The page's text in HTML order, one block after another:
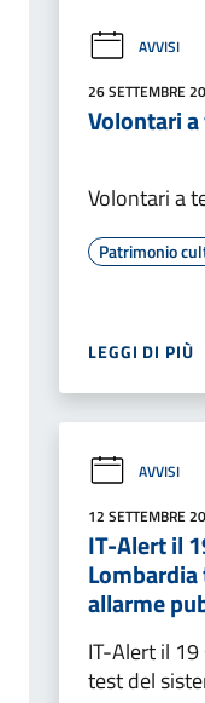
AVVISI
26 SETTEMBRE
Volontari
Volontari a
Patrimonio
LEGGI DI PIÙ
AVVISI
12 SETTEMBRE
IT-Alert il
allarme
IT-Alert il
test del